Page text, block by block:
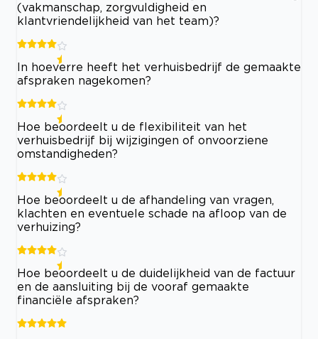
(vakmanschap, zorgvuldigheid en
klantvriendelijkheid van het team)?
In hoeverre heeft het verhuisbedrijf de gemaakte
afspraken nagekomen?
Hoe beoordeelt u de flexibiliteit van het
verhuisbedrijf bij wijzigingen of onvoorziene
omstandigheden?
Hoe beoordeelt u de afhandeling van vragen,
klachten en eventuele schade na afloop van de
verhuizing?
Hoe beoordeelt u de duidelijkheid van de factuur
en de aansluiting bij de vooraf gemaakte
financiële afspraken?